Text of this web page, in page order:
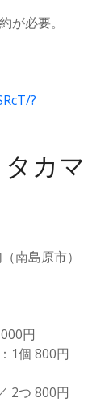
必要。
?
カマ
南島原市）
円
：1個 800円
2つ 800円